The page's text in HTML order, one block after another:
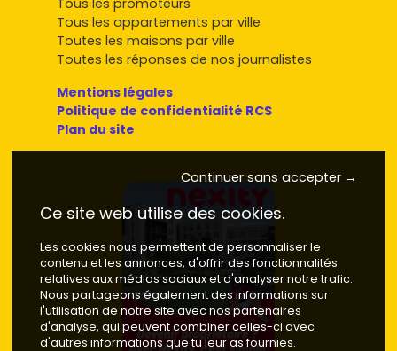
Tous les promoteurs
Tous les appartements par ville
Toutes les maisons par ville
Toutes les réponses de nos journalistes
Mentions légales
Politique de confidentialité RCS
Plan du site
Continuer sans accepter →
Ce site web utilise des cookies.
Les cookies nous permettent de personnaliser le
contenu et les annonces, d'offrir des fonctionnalités
relatives aux médias sociaux et d'analyser notre trafic.
Nous partageons également des informations sur
l'utilisation de notre site avec nos partenaires
d'analyse, qui peuvent combiner celles-ci avec
d'autres informations que tu leur as fournies.